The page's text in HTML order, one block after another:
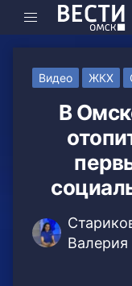
Видео ЖКХ
В
Валерия